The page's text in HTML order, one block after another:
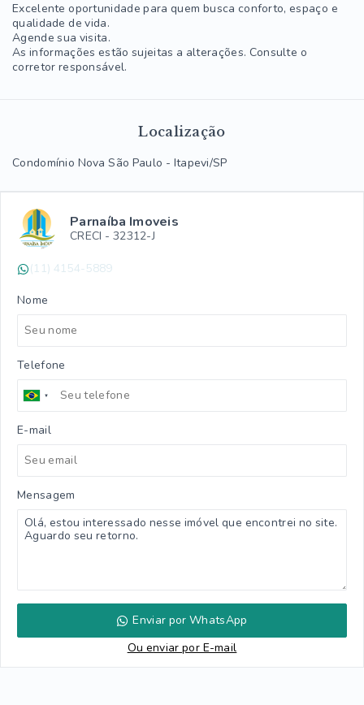
Excelente oportunidade para quem busca conforto, espaço e
qualidade de vida.
Agende sua visita.
As informações estão sujeitas a alterações. Consulte o
corretor responsável.
Localização
Condomínio Nova São Paulo - Itapevi/SP
Parnaíba Imoveis
CRECI - 32312-J
(11) 4154-5889
Nome
Telefone
E-mail
Mensagem
Enviar por WhatsApp
Ou enviar por E-mail